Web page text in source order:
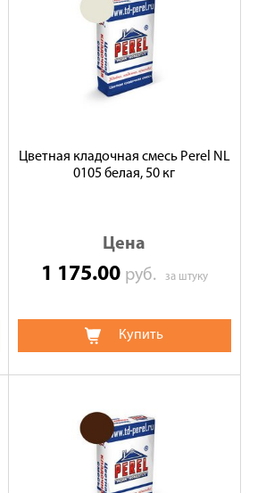
Цветная кладочная смесь Perel NL
0105 белая, 50 кг
Цена
1 175.00 руб. за штуку
Купить